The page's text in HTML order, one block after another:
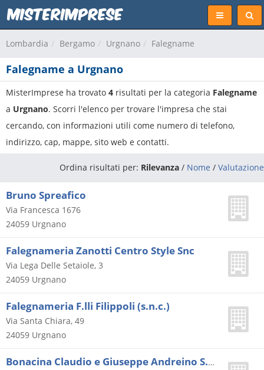
Lombardia Bergamo Urgnano Falegname
Falegname a Urgnano
MisterImprese ha trovato 4 risultati per la categoria Falegname
a Urgnano. Scorri l'elenco per trovare l'impresa che stai
cercando, con informazioni utili come numero di telefono,
indirizzo, cap, mappe, sito web e contatti.
Ordina risultati per: Rilevanza / Nome / Valutazione
Bruno Spreafico
Via Francesca 1676
24059 Urgnano
Falegnameria Zanotti Centro Style Snc
Via Lega Delle Setaiole, 3
24059 Urgnano
Falegnameria F.lli Filippoli (s.n.c.)
Via Santa Chiara, 49
24059 Urgnano
Bonacina Claudio e Giuseppe Andreino S.n.c